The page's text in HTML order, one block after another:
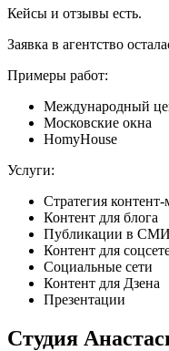
Кейсы и отзывы есть.
Заявка в агентство
Примеры работ:
Международный
Московские окна
HomyHouse
Услуги:
Стратегия контент-
Контент для блога
Публикации в СМИ
Контент для
Социальные сети
Контент для Дзена
Презентации
Студия